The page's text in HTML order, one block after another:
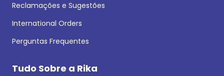
Reclamações e Sugestões
International Orders
Perguntas Frequentes
Tudo Sobre a Rika